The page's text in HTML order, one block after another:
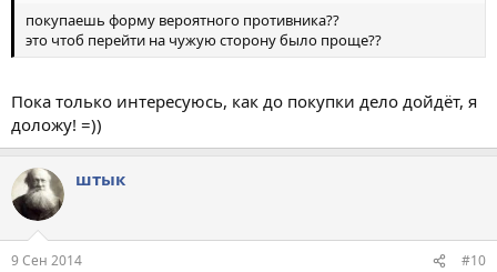
покупаешь форму вероятного противника??
это чтоб перейти на чужую сторону было проще??
Пока только интересуюсь, как до покупки дело дойдёт, я
доложу! =))
штык
9 Сен 2014 #10